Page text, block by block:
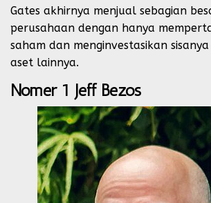
Gates akhirnya menjual sebagian
perusahaan dengan hanya
saham dan menginvestasikan
aset lainnya.
Nomer 1 Jeff Bezos